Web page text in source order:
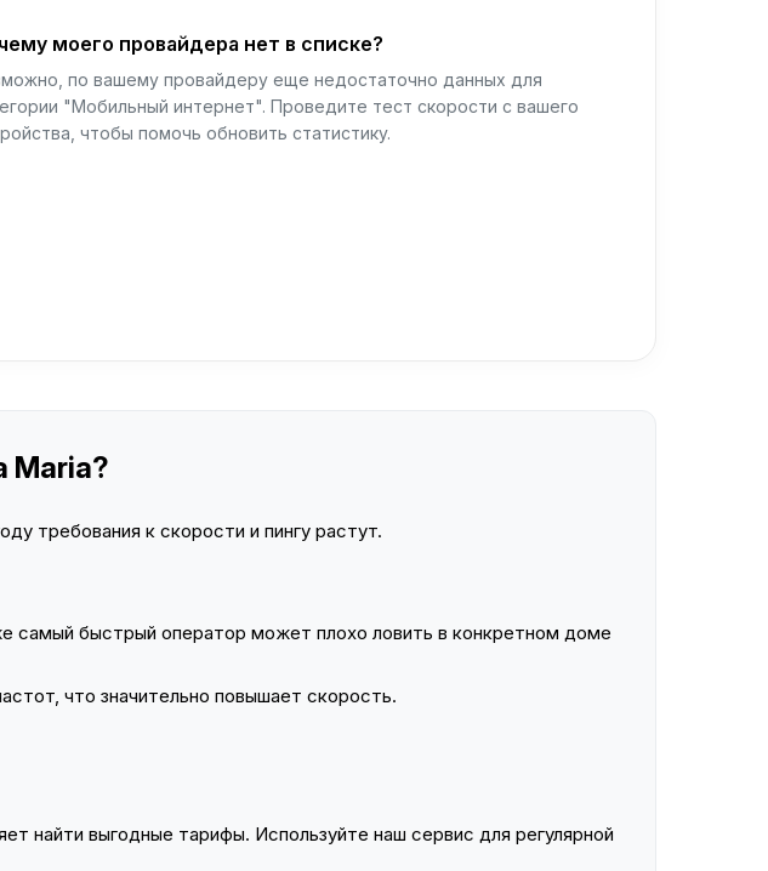
моего провайдера нет в списке?
по вашему провайдеру еще недостаточно данных для
"Мобильный интернет". Проведите тест скорости с вашего
чтобы помочь обновить статистику.
Maria?
требования к скорости и пингу растут.
самый быстрый оператор может плохо ловить в конкретном доме
что значительно повышает скорость.
найти выгодные тарифы. Используйте наш сервис для регулярной